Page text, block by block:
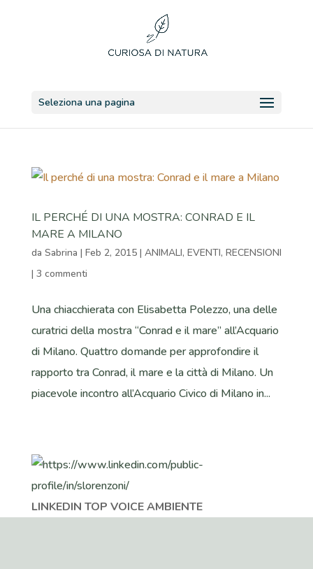
Seleziona una pagina
IL PERCHÉ DI UNA MOSTRA: CONRAD E IL
MARE A MILANO
da Sabrina | Feb 2, 2015| ANIMALI, EVENTI, RECENSIONI
| 3 commenti
Una chiacchierata con Elisabetta Polezzo, una delle
curatrici della mostra “Conrad e il mare” all’Acquario
di Milano. Quattro domande per approfondire il
rapporto tra Conrad, il mare e la città di Milano. Un
piacevole incontro all’Acquario Civico di Milano in...
LINKEDIN TOP VOICE AMBIENTE